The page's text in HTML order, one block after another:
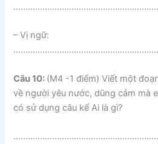
– Vị ngữ:
Câu 10: (M4 -1 điểm) Viết một
về người yêu nước, dũng cảm mà
có sử dụng câu kể Ai là gì?